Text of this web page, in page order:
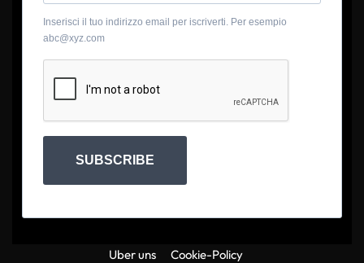
Inserisci il tuo indirizzo email per iscriverti. Per esempio
abc@xyz.com
SUBSCRIBE
Uber uns Cookie-Policy